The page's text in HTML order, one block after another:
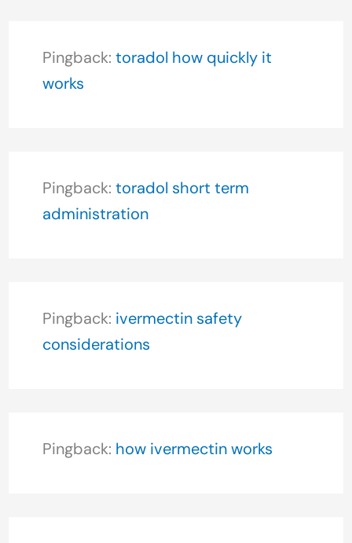
Pingback: toradol how quickly it
works
Pingback: toradol short term
administration
Pingback: ivermectin safety
considerations
Pingback: how ivermectin works